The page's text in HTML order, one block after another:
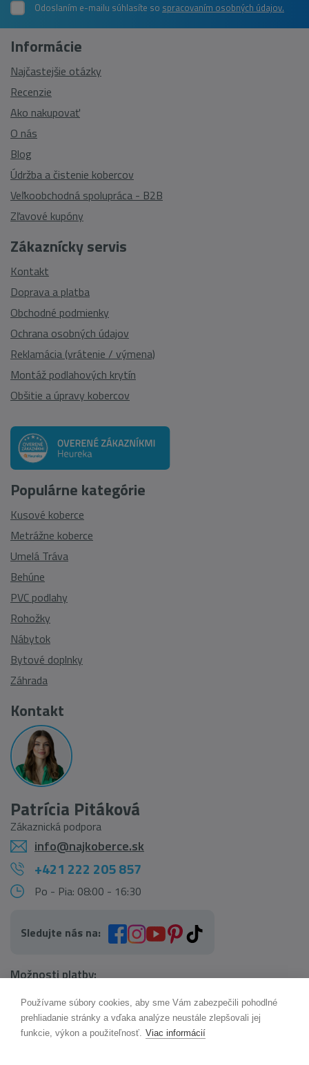
Odoslaním e-mailu súhlasíte so spracovaním osobných údajov.
Zákaznícky servis
Kontakt
Doprava a platba
Obchodné podmienky
Ochrana osobných údajov
Reklamácia (vrátenie / výmena)
Montáž podlahových krytín
Obšitie a úpravy kobercov
Informácie
Najčastejšie otázky
Recenzie
Ako nakupovať
O nás
Blog
Údržba a čistenie kobercov
Veľkoobchodná spolupráca - B2B
Zľavové kupóny
Populárne kategórie
Kusové koberce
Metrážne koberce
Umelá Tráva
Behúne
PVC podlahy
Rohožky
Nábytok
Bytové doplnky
Záhrada
Kontakt
Patrícia Pitáková
Zákaznická podpora
info@najkoberce.sk
+421 222 205 857
Po - Pia: 08:00 - 16:30
Sledujte nás na:
Možnosti platby:
Používame súbory cookies, aby sme Vám zabezpečili pohodlné
prehliadanie stránky a vďaka analýze neustále zlepšovali jej
funkcie, výkon a použiteľnosť. Viac informácií
AI pomocník Maxík
Online